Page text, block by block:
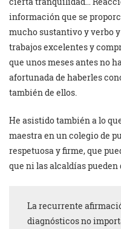
información que se
mucho sustantivo y verbo
trabajos excelentes y
que unos meses antes no
afortunada de haberles
también de ellos.
He asistido también a lo
maestra en un colegio de
respetuosa y firme, que
que ni las alcaldías pueden
La recurrente
diagnósticos no